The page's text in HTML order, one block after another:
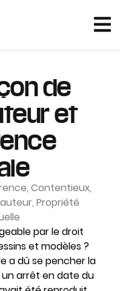
de
et
, Contentieux,
, Propriété
par le droit
et modèles ?
a dû se pencher la
un arrêt en date du